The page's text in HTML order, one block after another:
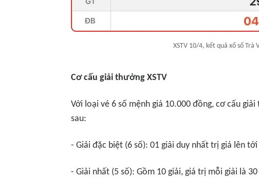
XSTV 10/4, kết quả xổ số Trà
Cơ cấu giải thưởng XSTV
Với loại vé 6 số mệnh giá 10.000 đồng, cơ cấu
sau:
- Giải đặc biệt (6 số): 01 giải duy nhất trị giá lên
- Giải nhất (5 số): Gồm 10 giải, giá trị mỗi giải là